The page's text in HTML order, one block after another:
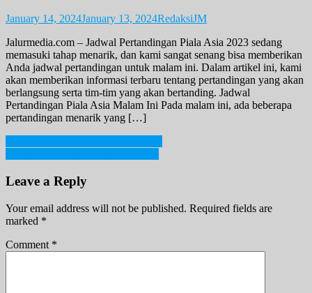
January 14, 2024January 13, 2024RedaksiJM
Jalurmedia.com – Jadwal Pertandingan Piala Asia 2023 sedang
memasuki tahap menarik, dan kami sangat senang bisa memberikan
Anda jadwal pertandingan untuk malam ini. Dalam artikel ini, kami
akan memberikan informasi terbaru tentang pertandingan yang akan
berlangsung serta tim-tim yang akan bertanding. Jadwal
Pertandingan Piala Asia Malam Ini Pada malam ini, ada beberapa
pertandingan menarik yang […]
Post
navigation
Leave a Reply
Your email address will not be published. Required fields are
marked *
Comment *